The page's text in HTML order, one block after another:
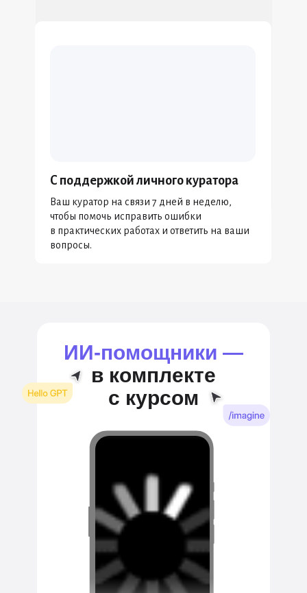
С поддержкой личного куратора
Ваш куратор на связи 7 дней в неделю,
чтобы помочь исправить ошибки
в практических работах и ответить на ваши
вопросы.
ИИ‑помощники —
в комплекте
с курсом